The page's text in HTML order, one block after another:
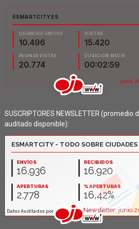
SUSCRIPTORES NEWSLETTER
auditado disponible):